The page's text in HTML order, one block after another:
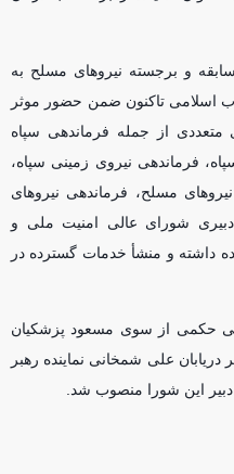
و برجسته نیرو‌های مسلح به
اسلامی تاکنون ضمن حضور موثر
متعددی از جمله فرماندهی سپاه
فرماندهی نیروی زمینی سپاه،
مسلح، فرماندهی نیرو‌های
شورای عالی امنیت ملی و
داشته و منشأ خدمات گسترده در
حکمی از سوی مسعود پزشکیان
علی شمخانی نماینده رهبر
این شورا منصوب شد.